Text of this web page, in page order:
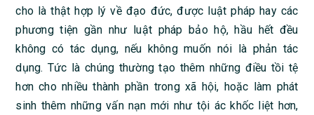
cho là thật hợp lý về đạo đức, được luật pháp hay các
phương tiện gần như luật pháp bảo hộ, hầu hết đều
không có tác dụng, nếu không muốn nói là phản tác
dụng. Tức là chúng thường tạo thêm những điều tồi tệ
hơn cho nhiều thành phần trong xã hội, hoặc làm phát
sinh thêm những vấn nạn mới như tội ác khốc liệt hơn,